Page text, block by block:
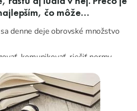
čo môže
denne deje obrovské množstvo
komunikovať, riešiť normy,